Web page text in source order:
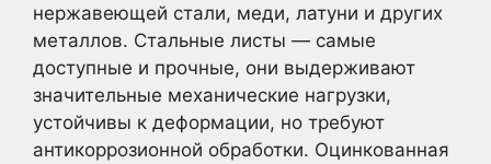
нержавеющей стали, меди, латуни и других
металлов. Стальные листы — самые
доступные и прочные, они выдерживают
значительные механические нагрузки,
устойчивы к деформации, но требуют
антикоррозионной обработки. Оцинкованная